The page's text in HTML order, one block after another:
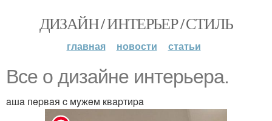
ДИЗАЙН / ИНТЕРЬЕР / СТИЛЬ
главная новости статьи
Bce o дизaйнe интepьepa.
aшa пepвaя c мyжeм квapтиpa